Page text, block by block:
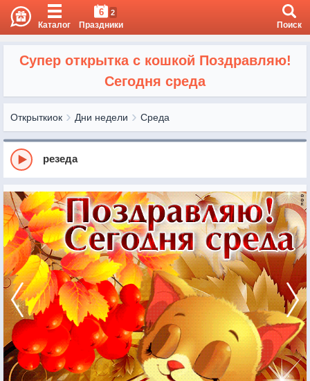
Каталог
6 2
Праздники Поиск
Супер открытка с кошкой Поздравляю!
Сегодня среда
Открыткиок Дни недели Среда
резеда